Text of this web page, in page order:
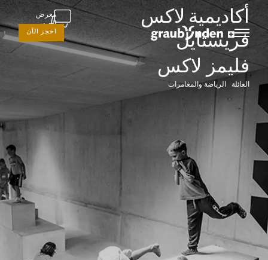
احجز الآن
أكاديمية لاكس
فريستايل
فليمز لاكس
العائلة الرياضة والمغامرات
معرض
الصور